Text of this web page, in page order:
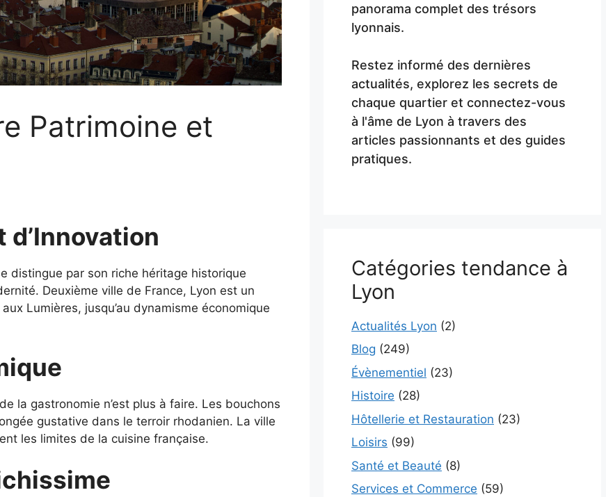
Patrimoine et
d’Innovation
distingue par son riche héritage historique
Deuxième ville de France, Lyon est un
Lumières, jusqu’au dynamisme économique
la gastronomie n’est plus à faire. Les bouchons
gustative dans le terroir rhodanien. La ville
les limites de la cuisine française.
panorama complet des trésors
lyonnais.
Restez informé des dernières
actualités, explorez les secrets de
chaque quartier et connectez-vous
à l'âme de Lyon à travers des
articles passionnants et des guides
pratiques.
Catégories tendance à
Lyon
Actualités Lyon (2)
Blog (249)
Évènementiel (23)
Histoire (28)
Hôtellerie et Restauration (23)
Loisirs (99)
Santé et Beauté (8)
Services et Commerce (59)